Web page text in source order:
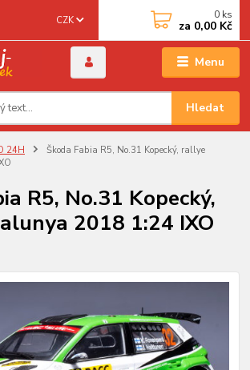
Menu
CZK
Hledat
0 ks
za 0,00 Kč
24H
Škoda Fabia R5, No.31 Kopecký, rallye
R5, No.31 Kopecký,
2018 1:24 IXO